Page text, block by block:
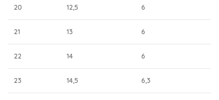
20 12,5 6
21 13 6
22 14 6
23 14,5 6,3